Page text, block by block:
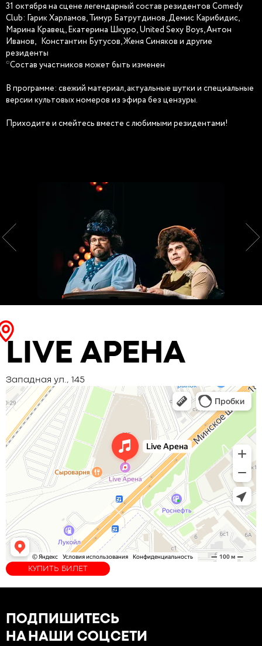
31 октября на сцене легендарный состав резидентов Comedy
Club: Гарик Харламов, Тимур Батрутдинов, Демис Карибидис,
Марина Кравец, Екатерина Шкуро, United Sexy Boys, Антон
Иванов, Константин Бутусов, Женя Синяков и другие
резиденты
*Состав участников может быть изменен
В программе: свежий материал, актуальные шутки и специальные
версии культовых номеров из эфира без цензуры.
Приходите и смейтесь вместе с любимыми резидентами!
LIVE АРЕНА
Западная ул., 145
КУПИТЬ БИЛЕТ
ПОДПИШИТЕСЬ
НА НАШИ СОЦСЕТИ